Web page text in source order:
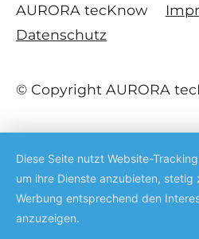
AURORA tecKnow
Datenschutz
© Copyright AURORA
Diese Seite nutzt Website-
um ihre Dienste anzubieten, stetig
Werbung entsprechend den
anzuzeigen.